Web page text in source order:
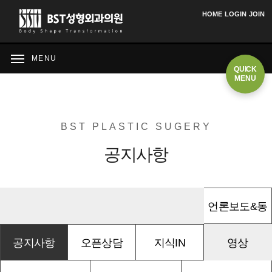
HOME LOGIN JOIN
MENU
QUICK
MENU
BST PLASTIC SUGERY
공지사항
공지사항 오픈상담 지식IN
언론보도&동
영상